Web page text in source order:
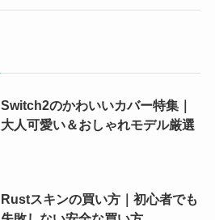
Switch2のかわいいカバー特集｜
大人可愛い＆おしゃれモデル厳選
Rustスキンの買い方｜初心者でも